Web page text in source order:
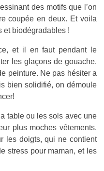
des motifs que l’on
coupée en deux. Et voila
et biodégradables !
et il en faut pendant le
les glaçons de gouache.
peinture. Ne pas hésiter a
bien solidifié, on démoule
table ou les sols avec une
plus moches vêtements.
les doigts, qui ne contient
stress pour maman, et les